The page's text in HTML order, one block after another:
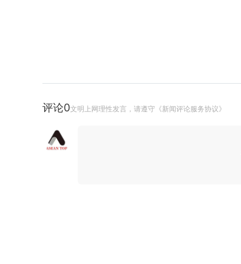
评论0文明上网理性发言，请遵守《新闻评论服务协议》